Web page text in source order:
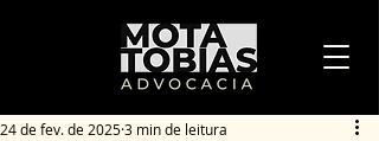
24 de fev. de 20253 min de leitura